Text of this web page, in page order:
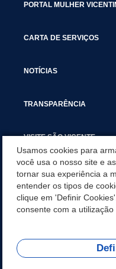
PORTAL MULHER
CARTA DE SERVIÇOS
NOTÍCIAS
TRANSPARÊNCIA
VISITE SÃO VICENTE
SÃO VICENTE REFORÇA
DURANTE O AGOSTO
CONSCIENTIZAÇÃO E
REDES SOCIAIS
Usamos cookies para
você usa o nosso site e
tornar sua experiência a
entender os tipos de
clique em 'Definir
consente com a utilização